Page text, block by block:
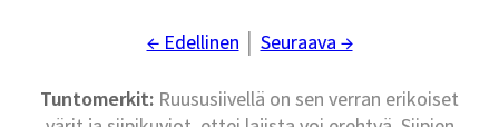
← Edellinen Seuraava →
Tuntomerkit: Ruususiivellä on sen verran erikoiset